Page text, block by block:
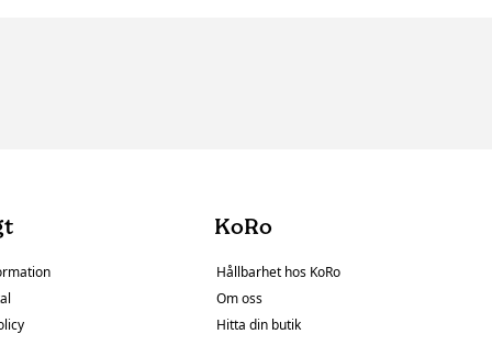
KoRo
Hållbarhet hos KoRo
Om oss
Hitta din butik